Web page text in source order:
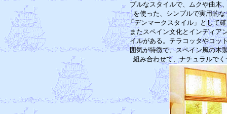
プルなスタイルで、ムクや曲木
を使った、シンプルで実用的な
「デンマークスタ
またスペイン文化とインディア
イルがある。テラコッタやコッ
囲気が特徴で、スペイン風の木